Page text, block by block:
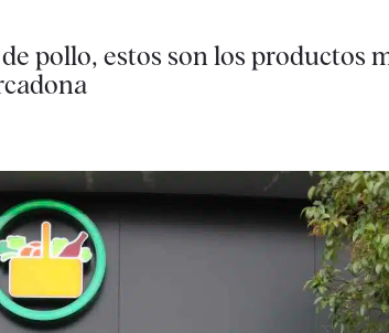
pollo, estos son los productos